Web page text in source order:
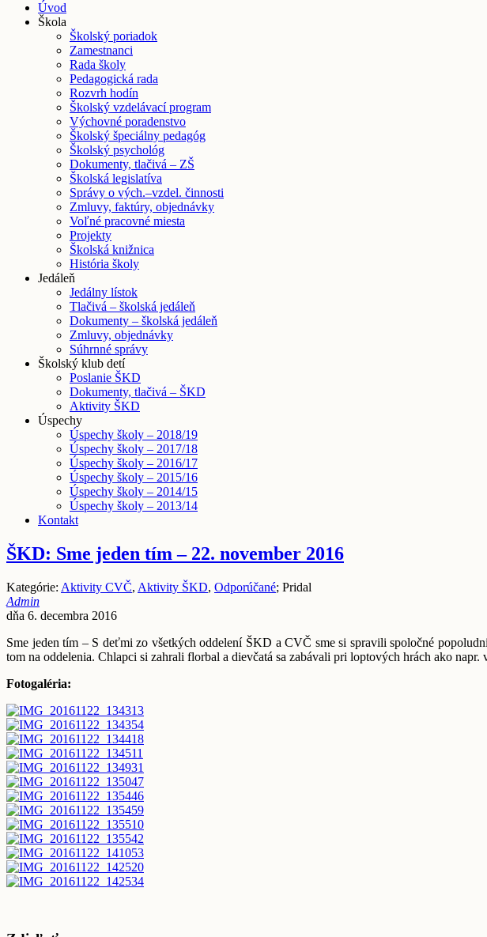
Úvod
Škola
Školský poriadok
Zamestnanci
Rada školy
Pedagogická rada
Rozvrh hodín
Školský vzdelávací program
Výchovné poradenstvo
Školský špeciálny pedagóg
Školský psychológ
Dokumenty, tlačivá – ZŠ
Školská legislatíva
Správy o vých.–vzdel. činnosti
Zmluvy, faktúry, objednávky
Voľné pracovné miesta
Projekty
Školská knižnica
História školy
Jedáleň
Jedálny lístok
Tlačivá – školská jedáleň
Dokumenty – školská jedáleň
Zmluvy, objednávky
Súhrnné správy
Školský klub detí
Poslanie ŠKD
Dokumenty, tlačivá – ŠKD
Aktivity ŠKD
Úspechy
Úspechy školy – 2018/19
Úspechy školy – 2017/18
Úspechy školy – 2016/17
Úspechy školy – 2015/16
Úspechy školy – 2014/15
Úspechy školy – 2013/14
Kontakt
ŠKD: Sme jeden tím – 22. november 2016
Kategórie: Aktivity CVČ, Aktivity ŠKD, Odporúčané; Pridal
Admin
dňa 6. decembra 2016
Sme jeden tím – S deťmi zo všetkých oddelení ŠKD a CVČ sme si spravili spoločné
tom na oddelenia. Chlapci si zahrali florbal a dievčatá sa zabávali pri loptových hrách ako
Fotogaléria: